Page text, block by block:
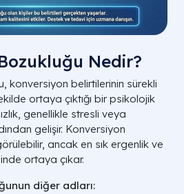
Nedir?
konversiyon belirtilerinin sürekli
ortaya çıktığı bir psikolojik
genellikle stresli veya
gelişir. Konversiyon
ancak en sık ergenlik ve
ortaya çıkar.
diğer adları: